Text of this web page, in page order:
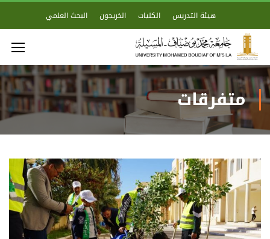
هيئة التدريس الكليات الخريجون البحث العلمي
متفرقات